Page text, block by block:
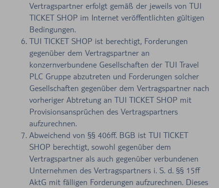
Vertragspartner erfolgt gemäß der jeweils von TUI
TICKET SHOP im Internet veröffentlichten gültigen
Bedingungen.
TUI TICKET SHOP ist berechtigt, Forderungen
gegenüber dem Vertragspartner an
konzernverbundene Gesellschaften der TUI Travel
PLC Gruppe abzutreten und Forderungen solcher
Gesellschaften gegenüber dem Vertragspartner nach
vorheriger Abtretung an TUI TICKET SHOP mit
Provisionsansprüchen des Vertragspartners
aufzurechnen.
Abweichend von §§ 406ff. BGB ist TUI TICKET
SHOP berechtigt, sowohl gegenüber dem
Vertragspartner als auch gegenüber verbundenen
Unternehmen des Vertragspartners i. S. d. §§ 15ff
AktG mit fälligen Forderungen aufzurechnen. Dieses